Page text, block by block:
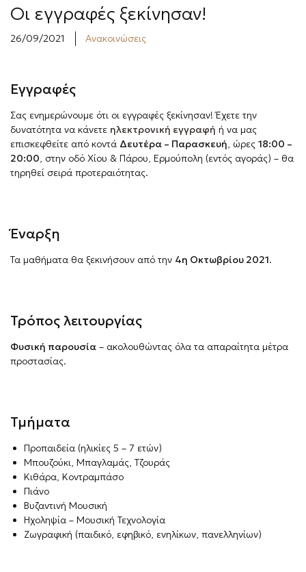
Οι εγγραφές ξεκίνησαν!
26/09/2021 Ανακοινώσεις
Εγγραφές
Σας ενημερώνουμε ότι οι εγγραφές ξεκίνησαν! Έχετε την
δυνατότητα να κάνετε ηλεκτρονική εγγραφή ή να μας
επισκεφθείτε από κοντά Δευτέρα – Παρασκευή, ώρες 18:00 –
20:00, στην οδό Χίου & Πάρου, Ερμούπολη (εντός αγοράς) – θα
τηρηθεί σειρά προτεραιότητας.
Έναρξη
Τα μαθήματα θα ξεκινήσουν από την 4η Οκτωβρίου 2021.
Τρόπος λειτουργίας
Φυσική παρουσία – ακολουθώντας όλα τα απαραίτητα μέτρα
προστασίας.
Τμήματα
Προπαιδεία (ηλικίες 5 – 7 ετών)
Μπουζούκι, Μπαγλαμάς, Τζουράς
Κιθάρα, Κοντραμπάσο
Πιάνο
Βυζαντινή Μουσική
Ηχοληψία – Μουσική Τεχνολογία
Ζωγραφική (παιδικό, εφηβικό, ενηλίκων, πανελληνίων)